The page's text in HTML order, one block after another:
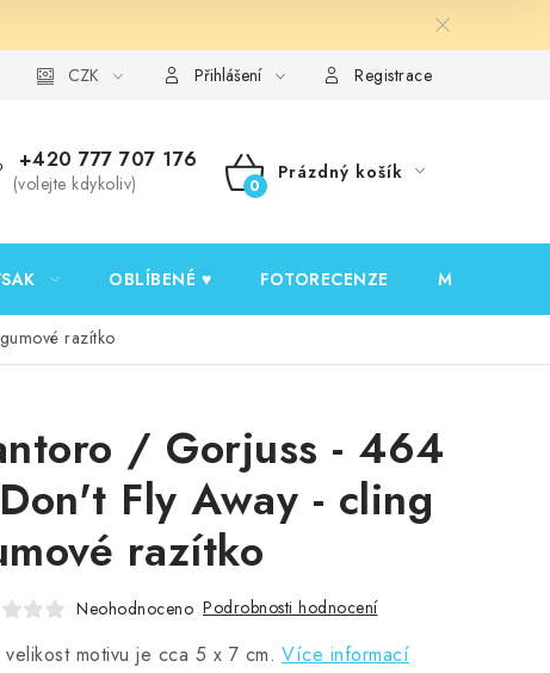
ochrany osobních údajů Ověřování recenzí
CZK Přihlášení Registrace
+420 777 707 176
(volejte kdykoliv)
NÁKUPNÍ
Prázdný košík
OBLÍBENÉ ♥️ FOTORECENZE MOJE
razítko
/ Gorjuss - 464
Fly Away - cling
razítko
Neohodnoceno Podrobnosti hodnocení
velikost motivu je cca 5 x 7 cm. Více informací